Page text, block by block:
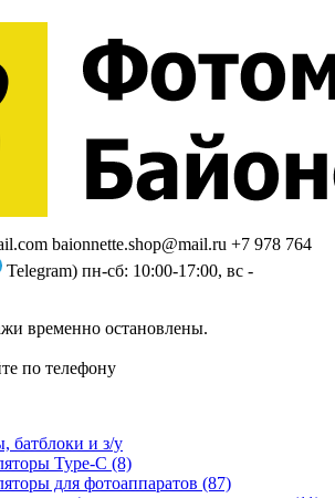
baionnette.shop@mail.ru +7 978 764
Telegram) пн-сб: 10:00-17:00, вс -
батблоки и з/у
Type-C (8)
для фотоаппаратов (87)